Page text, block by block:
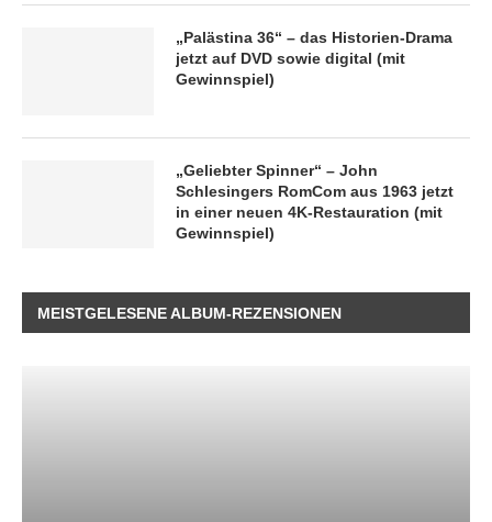
„Palästina 36“ – das Historien-Drama
jetzt auf DVD sowie digital (mit
Gewinnspiel)
„Geliebter Spinner“ – John
Schlesingers RomCom aus 1963 jetzt
in einer neuen 4K-Restauration (mit
Gewinnspiel)
MEISTGELESENE ALBUM-REZENSIONEN